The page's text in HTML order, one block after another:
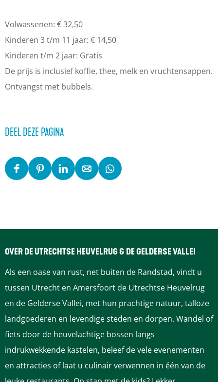
Volwassenen: € 32,50
Kinderen 3 t/m 11 jaar: € 14,50
Kinderen t/m 2 jaar: Gratis
De prijs is inclusief koffie, thee, melk en vruchtensappen.
Ontvangst met bubbels.
DEEL DEZE PAGINA
D
e
z
e
p
a
g
i
n
a
D
e
z
e
p
a
g
i
n
a
D
e
z
e
p
a
g
i
n
a
D
e
z
e
p
a
g
i
n
a
D
e
z
e
p
a
g
i
n
a
OVER DE UTRECHTSE HEUVELRUG & DE GELDERSE VALLEI
Als een oase van rust, net buiten de Randstad, vindt u
tussen Utrecht en Amersfoort de Utrechtse Heuvelrug
en de Gelderse Vallei, met hun prachtige natuur, talloze
landgoederen en levendige steden en dorpen. Wandel of
fiets door de heuvelachtige bossen langs
indrukwekkende kastelen, beleef de vele evenementen
en attracties of laat u culinair verwennen in één van de